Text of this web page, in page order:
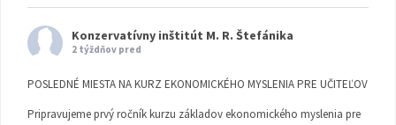
Konzervatívny inštitút M. R. Štefánika
2 týždňov pred
POSLEDNÉ MIESTA NA KURZ EKONOMICKÉHO MYSLENIA PRE UČITEĽOV
Pripravujeme prvý ročník kurzu základov ekonomického myslenia pre